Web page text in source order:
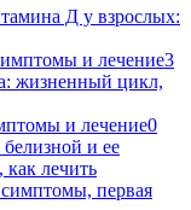
и лечение3
и лечение0
первая